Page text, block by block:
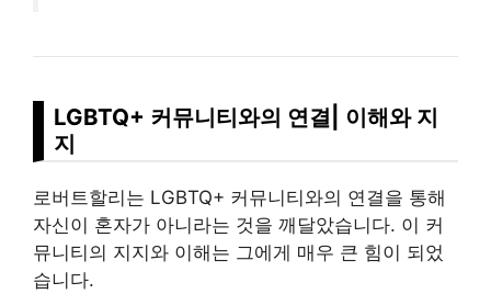
LGBTQ+ 커뮤니티와의 연결| 이해와 지
지
로버트할리는 LGBTQ+ 커뮤니티와의 연결을 통해
자신이 혼자가 아니라는 것을 깨달았습니다. 이 커
뮤니티의 지지와 이해는 그에게 매우 큰 힘이 되었
습니다.